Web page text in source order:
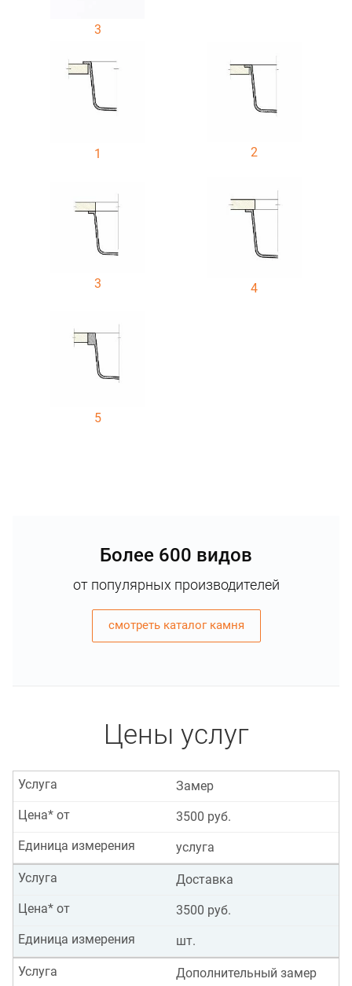
3
1 2
3 4
5
Более 600 видов
от популярных производителей
смотреть каталог камня
Цены услуг
Замер
Услуга
3500 руб.
Цена* от
услуга
Единица измерения
Доставка
Услуга
3500 руб.
Цена* от
шт.
Единица измерения
Дополнительный замер
Услуга